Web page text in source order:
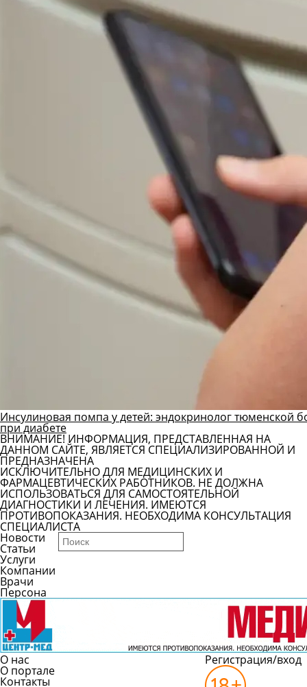
Инсулиновая помпа у детей: эндокринолог тюменской
при диабете
ВНИМАНИЕ! ИНФОРМАЦИЯ, ПРЕДСТАВЛЕННАЯ НА
ДАННОМ САЙТЕ, ЯВЛЯЕТСЯ СПЕЦИАЛИЗИРОВАННОЙ И
ПРЕДНАЗНАЧЕНА
ИСКЛЮЧИТЕЛЬНО ДЛЯ МЕДИЦИНСКИХ И
ФАРМАЦЕВТИЧЕСКИХ РАБОТНИКОВ. НЕ ДОЛЖНА
ИСПОЛЬЗОВАТЬСЯ ДЛЯ САМОСТОЯТЕЛЬНОЙ
ДИАГНОСТИКИ И ЛЕЧЕНИЯ. ИМЕЮТСЯ
ПРОТИВОПОКАЗАНИЯ. НЕОБХОДИМА КОНСУЛЬТАЦИЯ
СПЕЦИАЛИСТА
Новости
Статьи
Услуги
Компании
Врачи
Персона
О нас
О портале
Контакты
Регистрация/вход